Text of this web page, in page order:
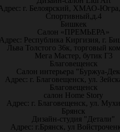
г. Белоярский, ХМАО-Югра,
Спортивный,д.4
Бишкек
Салон «ПРЕМЬЕРА»
Республика Киргизия, г.
Льва Толстого 36к, торговый
Мега Мастер, бутик Г3
Благовещенск
Салон интерьера "Буржуа-
Адрес: г. Благовещенск, ул.
Благовещенск
салон Home Story
Адрес: г. Благовещенск, ул.
Брянск
Дизайн-студия "Детали"
Адрес: г.Брянск, ул